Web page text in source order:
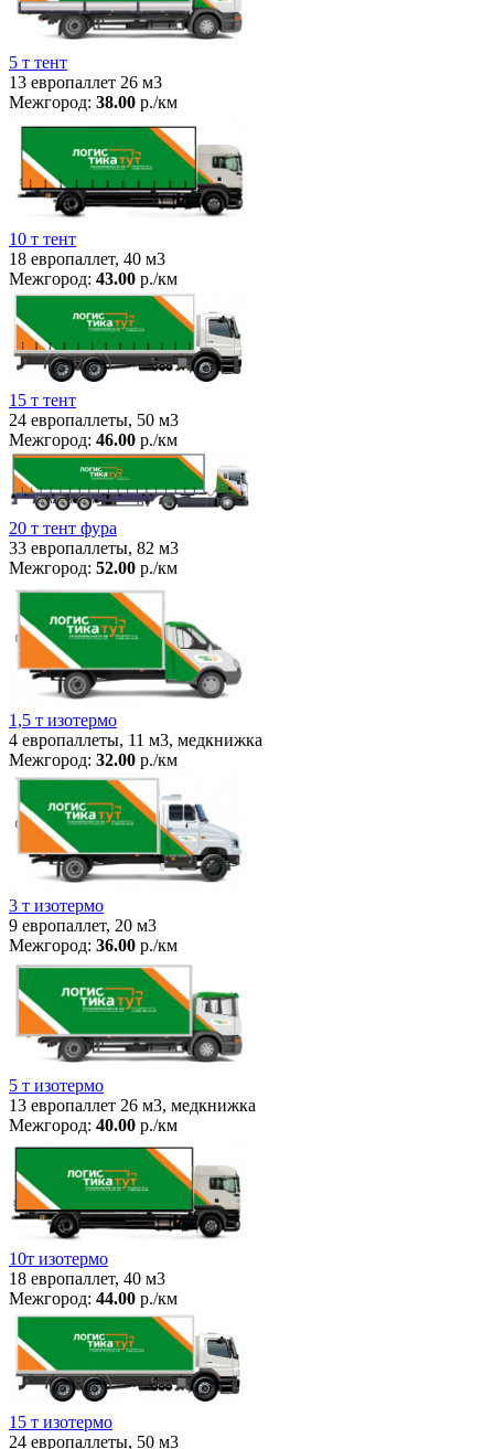
5 т тент
13 европаллет 26 м3
Межгород: 38.00 р./км
10 т тент
18 европаллет, 40 м3
Межгород: 43.00 р./км
15 т тент
24 европаллеты, 50 м3
Межгород: 46.00 р./км
20 т тент фура
33 европаллеты, 82 м3
Межгород: 52.00 р./км
1,5 т изотермо
4 европаллеты, 11 м3, медкнижка
Межгород: 32.00 р./км
3 т изотермо
9 европаллет, 20 м3
Межгород: 36.00 р./км
5 т изотермо
13 европаллет 26 м3, медкнижка
Межгород: 40.00 р./км
10т изотермо
18 европаллет, 40 м3
Межгород: 44.00 р./км
15 т изотермо
24 европаллеты, 50 м3